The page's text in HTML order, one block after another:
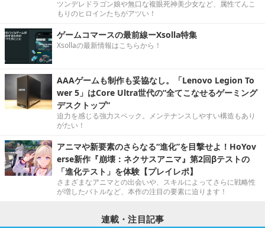
ツンデレドラゴン娘や無口な複眼死神美少女など、属性てんこ
もりのヒロインたちがアツい！
ゲームコマースの最前線ーXsolla特集
Xsollaの最新情報はこちらから！
AAAゲームも制作も妥協なし。「Lenovo Legion To
wer 5」はCore Ultra世代の“全てこなせるゲーミング
デスクトップ”
迫力を感じる強力スペック。メンテナンスしやすい構造もあり
がたい！
アニマや新要素のさらなる“進化”を目撃せよ！HoYov
erse新作『崩壊：ネクサスアニマ』第2回βテストの
「進化テスト」を体験【プレイレポ】
さまざまなアニマとの出会いや、スキルによってさらに戦略性
が増したバトルなど、本作の注目の要素に迫ります！
連載・注目記事